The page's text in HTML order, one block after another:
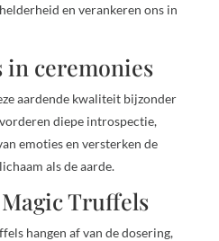
en verankeren ons in
in ceremonies
aardende kwaliteit bijzonder
diepe introspectie,
emoties en versterken de
als de aarde.
Truffels
hangen af van de dosering,